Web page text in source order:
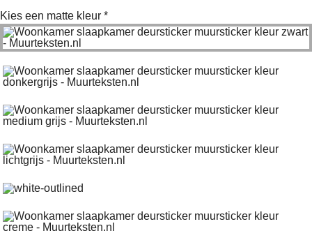
Kies een matte kleur *